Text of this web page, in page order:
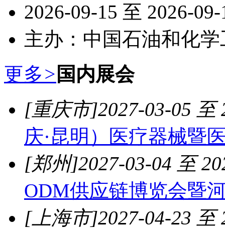
2026-09-15 至 2026-
主办：中国石油和化
更多> 国内展会
[重庆市]2027-03-05 至
庆·昆明）医疗器械暨
[郑州]2027-03-04 至
ODM供应链博览会暨
[上海市]2027-04-23 至